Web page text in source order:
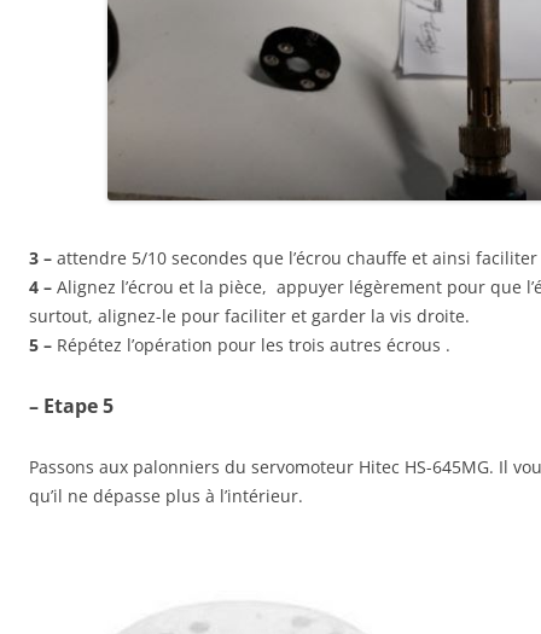
3 – attendre 5/10 secondes que l’écrou chauffe et ainsi faciliter
4 – Alignez l’écrou et la pièce, appuyer légèrement pour que
surtout, alignez-le pour faciliter et garder la vis droite.
5 – Répétez l’opération pour les trois autres écrous .
– Etape 5
Passons aux palonniers du servomoteur Hitec HS-645MG. Il
qu’il ne dépasse plus à l’intérieur.